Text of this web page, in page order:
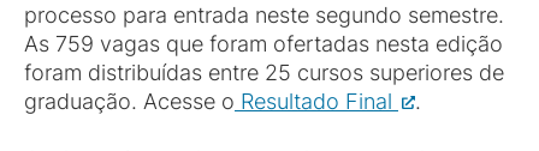
processo para entrada neste segundo semestre.
As 759 vagas que foram ofertadas nesta edição
foram distribuídas entre 25 cursos superiores de
graduação. Acesse o Resultado Final .